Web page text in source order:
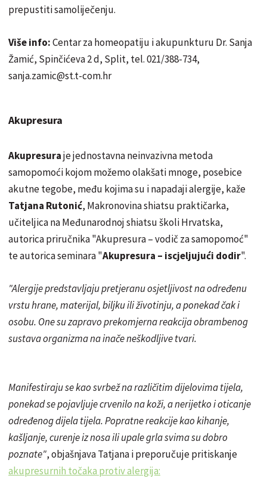
prepustiti samoliječenju.
Više info:Centar za homeopatiju i akupunkturu Dr. Sanja
Žamić, Spinčićeva 2 d, Split, tel. 021/388-734,
sanja.zamic@st.t-com.hr
Akupresura
Akupresuraje jednostavna neinvazivna metoda
samopomoći kojom možemo olakšati mnoge, posebice
akutne tegobe, među kojima su i napadaji alergije, kaže
Tatjana Rutonić, Makronovina shiatsu praktičarka,
učiteljica na Međunarodnoj shiatsu školi Hrvatska,
autorica priručnika "Akupresura – vodič za samopomoć"
te autorica seminara "Akupresura – iscjeljujući dodir".
"Alergije predstavljaju pretjeranu osjetljivost na određenu
vrstu hrane, materijal, biljku ili životinju, a ponekad čak i
osobu. One su zapravo prekomjerna reakcija obrambenog
sustava organizma na inače neškodljive tvari.
Manifestiraju se kao svrbež na različitim dijelovima tijela,
ponekad se pojavljuje crvenilo na koži, a nerijetko i oticanje
određenog dijela tijela. Popratne reakcije kao kihanje,
kašljanje, curenje iz nosa ili upale grla svima su dobro
poznate", objašnjava Tatjana i preporučuje pritiskanje
akupresurnih točaka protiv alergija: